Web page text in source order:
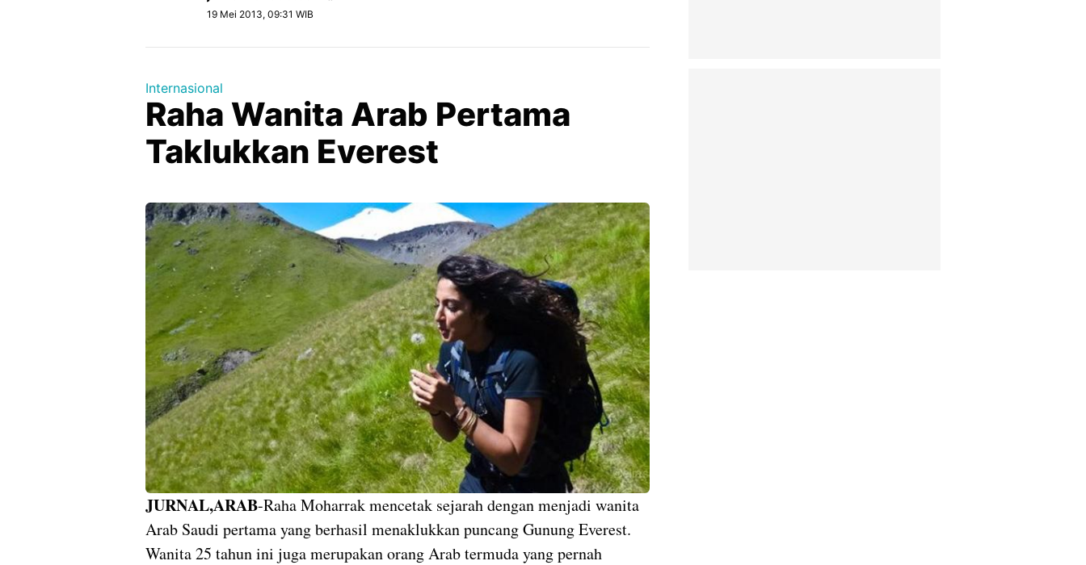
19 Mei 2013, 09:31 WIB
Internasional
Raha Wanita Arab Pertama
Taklukkan Everest
JURNAL,ARAB-Raha Moharrak mencetak sejarah dengan menjadi wanita
Arab Saudi pertama yang berhasil menaklukkan puncang Gunung Everest.
Wanita 25 tahun ini juga merupakan orang Arab termuda yang pernah